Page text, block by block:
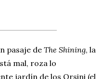
pasaje de The Shining, la
mal, roza lo
jardín de los Orsini (el